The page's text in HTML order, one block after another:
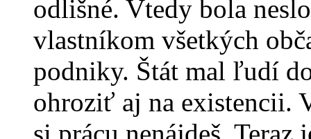
odlišné. Vtedy bola
vlastníkom všetkých
podniky. Štát mal ľudí
ohroziť aj na existencii.
si prácu nenájdeš.